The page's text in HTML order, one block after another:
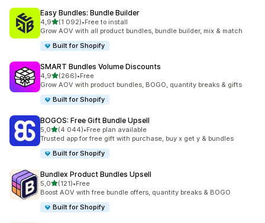
Easy Bundles: Bundle Builder
4,9/ 5 tähteä
(1 092)
1092 arvostelua yhteensä
•Free to install
Grow AOV with all product bundles, bundle builder, mix & match
Built for Shopify
SMART Bundles Volume Discounts
4,9/ 5 tähteä
(266)
266 arvostelua yhteensä
•Free
Grow AOV with product bundles, BOGO, quantity breaks & gifts
Built for Shopify
BOGOS: Free Gift Bundle Upsell
5,0/ 5 tähteä
(4 044)
4044 arvostelua yhteensä
•Free plan available
Trusted app for free gift with purchase, buy x get y & bundles
Built for Shopify
Bundlex Product Bundles Upsell
5,0/ 5 tähteä
(121)
121 arvostelua yhteensä
•Free
Boost AOV with free bundle offers, quantity breaks & BOGO
Built for Shopify